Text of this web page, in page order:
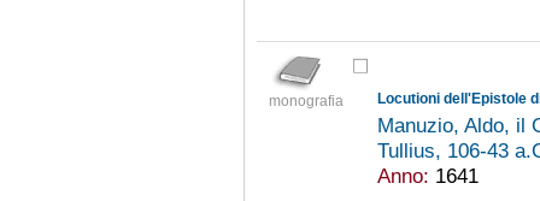
monografia Locutioni dell'Epistole
Manuzio, Aldo, il
Tullius, 106-43
Anno: 1641